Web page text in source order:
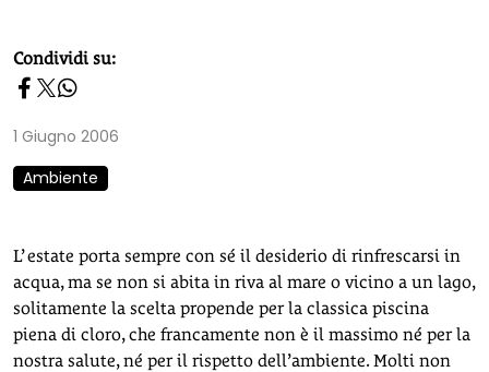
homepage h2
Condividi su:
1 Giugno 2006
Ambiente
L’ estate porta sempre con sé il desiderio di rinfrescarsi in
acqua, ma se non si abita in riva al mare o vicino a un lago,
solitamente la scelta propende per la classica piscina
piena di cloro, che francamente non è il massimo né per la
nostra salute, né per il rispetto dell’ambiente. Molti non